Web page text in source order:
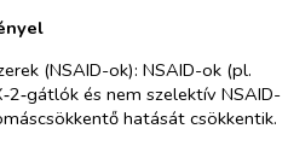
(NSAID-ok): NSAID-ok (pl.
és nem szelektív NSAID-
hatását csökkentik.